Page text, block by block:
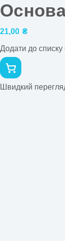
Основа
21,00 ₴
Додати до
Швидкий